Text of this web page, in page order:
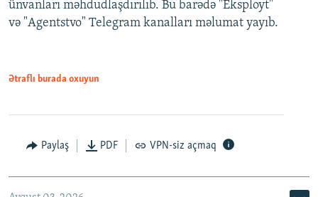
ünvanları məhdudlaşdırılıb. Bu barədə "Eksployt"
və "Agentstvo" Telegram kanalları məlumat yayıb.
Ətraflı burada oxuyun
Paylaş PDF VPN-siz açmaq